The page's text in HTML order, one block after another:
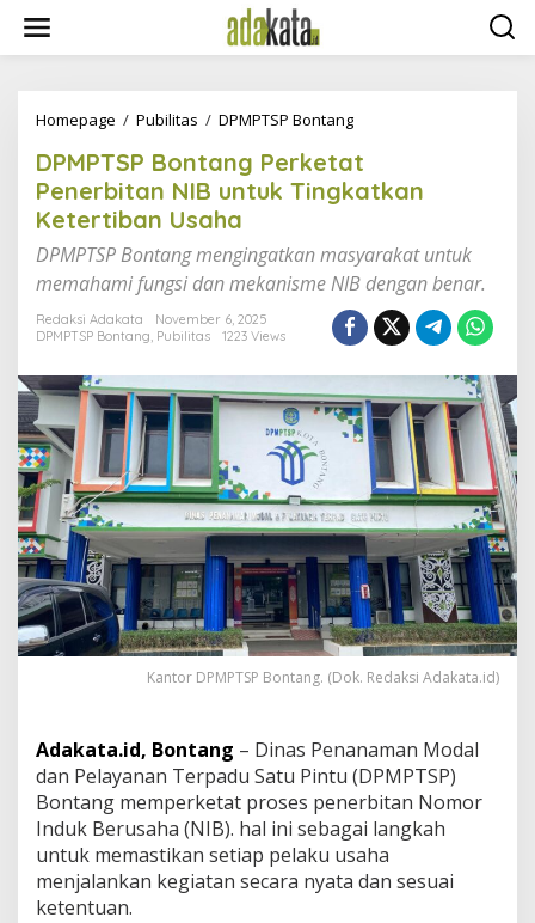
i
Homepage / Pubilitas / DPMPTSP Bontang
M
P
T
P
B
o
n
t
n
g
P
e
e
t
a
t
P
n
e
r
t
a
n
N
I
B
u
n
DPMPTSP Bontang Perketat
Penerbitan NIB untuk Tingkatkan
Ketertiban Usaha
DPMPTSP Bontang mengingatkan masyarakat untuk
memahami fungsi dan mekanisme NIB dengan benar.
Redaksi Adakata
November 6, 2025
DPMPTSP Bontang, Pubilitas 1223 Views
Kantor DPMPTSP Bontang. (Dok. Redaksi Adakata.id)
Adakata.id, Bontang – Dinas Penanaman Modal
dan Pelayanan Terpadu Satu Pintu (DPMPTSP)
Bontang memperketat proses penerbitan Nomor
Induk Berusaha (NIB). hal ini sebagai langkah
untuk memastikan setiap pelaku usaha
menjalankan kegiatan secara nyata dan sesuai
ketentuan.